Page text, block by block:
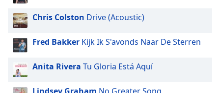
Font
Size
Edge
Chris Colston Drive (Acoustic)
Fred Bakker Kijk Ik S'avonds Naar De Sterren
Anita Rivera Tu Gloria Está Aquí